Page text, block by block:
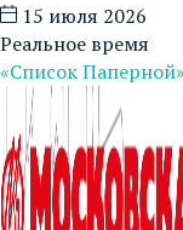
15 июля 2026
Реальное время
«Список